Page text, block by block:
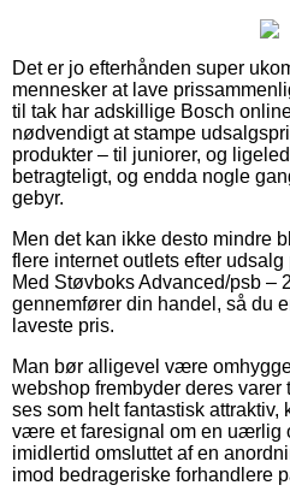
Det er jo efterhånden super
mennesker at lave
til tak har adskillige Bosch
nødvendigt at stampe
produkter – til juniorer, og
betragteligt, og endda nogle
gebyr.
Men det kan ikke desto mindre
flere internet outlets efter
Med Støvboks Advanced/psb –
gennemfører din handel, så du
laveste pris.
Man bør alligevel være
webshop frembyder deres varer
ses som helt fantastisk
være et faresignal om en uærlig
imidlertid omsluttet af en
imod bedrageriske forhandlere